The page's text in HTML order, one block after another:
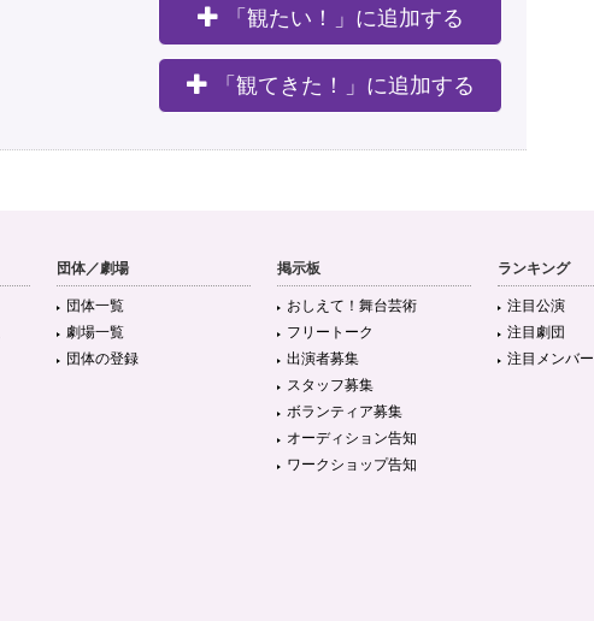
「観たい！」に追加する
「観てきた！」に追加する
団体／劇場
団体一覧
劇場一覧
団体の登録
掲示板
おしえて！舞台芸術
フリートーク
出演者募集
スタッフ募集
ボランティア募集
オーディション告知
ワークショップ告知
ランキング
注目公演
注目劇団
注目メンバー